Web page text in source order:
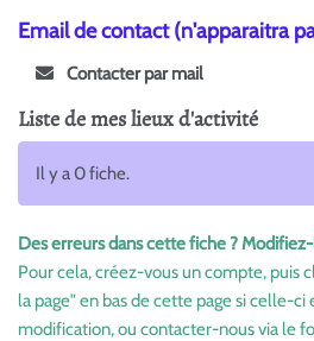
Email de contact (n'apparaitra
Contacter par mail
Liste de mes lieux d'activité
Il y a 0 fiche.
Des erreurs dans cette fiche ?
Pour cela, créez-vous un compte, puis
la page" en bas de cette page si celle-ci
modification, ou contacter-nous via le